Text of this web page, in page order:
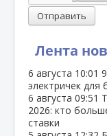
Лента
6 августа 10:01
электричек для
6 августа 09:51
2026: кто
ставки
Отправить